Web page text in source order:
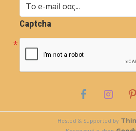
Captcha
Hosted & Supported by